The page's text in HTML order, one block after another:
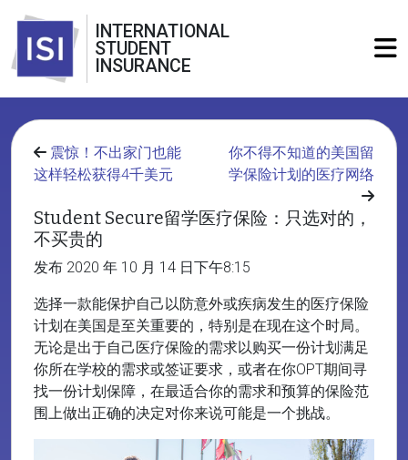
INTERNATIONAL
STUDENT
INSURANCE
震惊！不出家门也能
这样轻松获得4千美元
你不得不知道的美国留
学保险计划的医疗网络
Student Secure留学医疗保险：只选对的，
不买贵的
发布 2020 年 10 月 14 日下午8:15
选择一款能保护自己以防意外或疾病发生的医疗保险
计划在美国是至关重要的，特别是在现在这个时局。
无论是出于自己医疗保险的需求以购买一份计划满足
你所在学校的需求或签证要求，或者在你OPT期间寻
找一份计划保障，在最适合你的需求和预算的保险范
围上做出正确的决定对你来说可能是一个挑战。